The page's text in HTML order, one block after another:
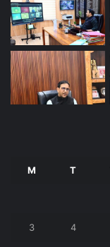
M T
3 4